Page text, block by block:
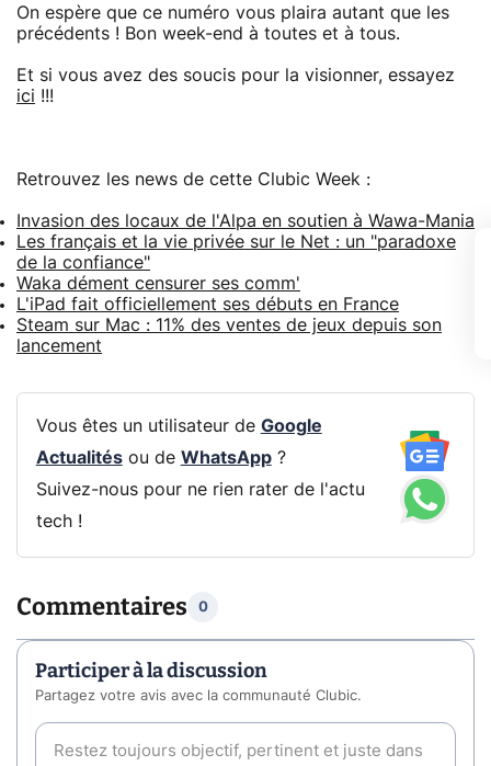
On espère que ce numéro vous plaira autant que les
précédents ! Bon week-end à toutes et à tous.
Et si vous avez des soucis pour la visionner, essayez
ici !!!
Retrouvez les news de cette Clubic Week :
Invasion des locaux de l'Alpa en soutien à Wawa-Mania
Les français et la vie privée sur le Net : un "paradoxe
de la confiance"
Waka dément censurer ses comm'
L'iPad fait officiellement ses débuts en France
Steam sur Mac : 11% des ventes de jeux depuis son
lancement
Vous êtes un utilisateur de Google
Actualitésou de WhatsApp?
Suivez-nous pour ne rien rater de l'actu
tech !
Commentaires 0
Participer à la discussion
Partagez votre avis avec la communauté Clubic.